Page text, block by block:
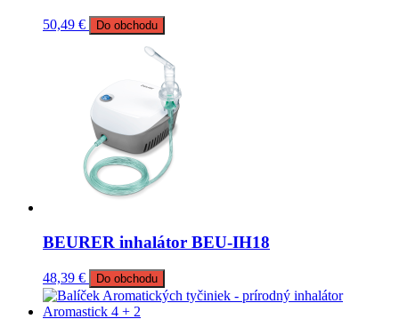
50,49 € Do obchodu
BEURER inhalátor BEU-IH18
48,39 € Do obchodu